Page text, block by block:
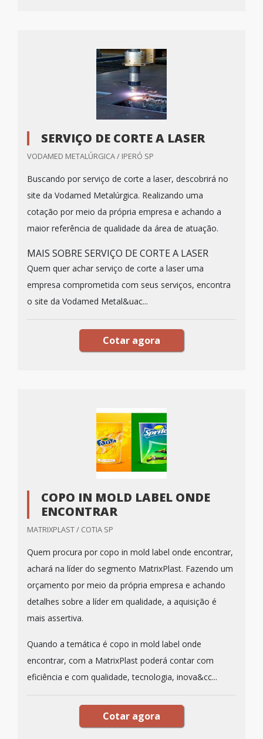
SERVIÇO DE CORTE A LASER
VODAMED METALÚRGICA / IPERÓ SP
Buscando por serviço de corte a laser, descobrirá no
site da Vodamed Metalúrgica. Realizando uma
cotação por meio da própria empresa e achando a
maior referência de qualidade da área de atuação.
MAIS SOBRE SERVIÇO DE CORTE A LASER
Quem quer achar serviço de corte a laser uma
empresa comprometida com seus serviços, encontra
o site da Vodamed Metal&uac...
Cotar agora
COPO IN MOLD LABEL ONDE
ENCONTRAR
MATRIXPLAST / COTIA SP
Quem procura por copo in mold label onde encontrar,
achará na líder do segmento MatrixPlast. Fazendo um
orçamento por meio da própria empresa e achando
detalhes sobre a líder em qualidade, a aquisição é
mais assertiva.
Quando a temática é copo in mold label onde
encontrar, com a MatrixPlast poderá contar com
eficiência e com qualidade, tecnologia, inova&cc...
Cotar agora